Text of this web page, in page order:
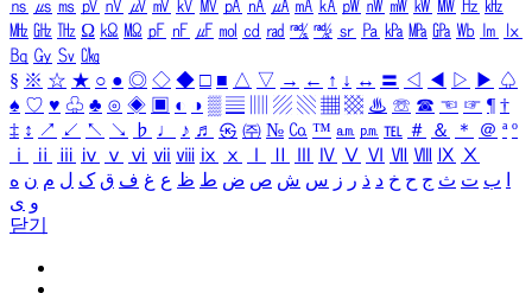
㎱ ㎲ ㎳ ㎴ ㎵ ㎶ ㎷ ㎸ ㎹ ㎀ ㎁ ㎂ ㎃ ㎄ ㎺ ㎻ ㎽ ㎾ ㎿ ㎐ ㎑
㎒ ㎓ ㎔ Ω ㏀ ㏁ ㎊ ㎋ ㎌ ㏖ ㏅ ㎭ ㎮ ㎯ ㏛ ㎩ ㎪ ㎫ ㎬ ㏝ ㏐
㏓
㏃ ㏉ ㏜ ㏆
§ ※ ☆ ★ ○ ● ◎ ◇ ◆ □ ■ △ ▽ → ← ↑ ↓ ↔ 〓 ◁ ◀ ▷ ▶ ♤
♠ ♡ ♥ ♧ ♣ ⊙ ◈ ▣ ◐ ◑ ▒ ▤ ▨ ▧ ▦ ▩ ♨ ☏ ☎ ☜ ☞ ¶ †
‡ ↕ ↗ ↙ ↖ ↘ ♭ ♩ ♪ ♬ ㉿ ㈜ № ㏇ ™ ㏂ ㏘ ℡ ＃ ＆ ＊ ＠ ª º
ⅰ
ⅱ ⅲ ⅳ ⅴ ⅵ ⅶ ⅷ ⅸ ⅹ Ⅳ Ⅴ Ⅵ Ⅶ Ⅷ Ⅸ Ⅹ
ب ت ث ج ح خ د ذ ر ز س ش ص ض ط ظ ع غ ف ق ک ل م ن ه
و ی
닫기